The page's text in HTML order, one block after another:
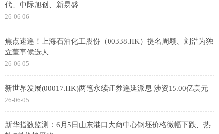
代、中际旭创、新易盛
26-06-06
焦点速递！上海石油化工股份（00338.HK）提名周颖、刘浩为独
立董事候选人
26-06-05
新世界发展(00017.HK)两笔永续证券递延派息 涉资15.00亿美元
26-06-05
新华指数监测：6月5日山东港口大商中心钢坯价格微幅下跌、热